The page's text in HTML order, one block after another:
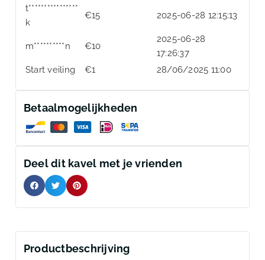
t****************
k
€15 2025-06-28 12:15:13
m**********n €10
2025-06-28
17:26:37
Start veiling
€1 28/06/2025 11:00
Betaalmogelijkheden
Deel dit kavel met je vrienden
Productbeschrijving